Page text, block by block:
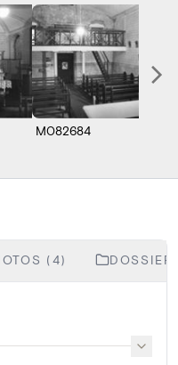
M082684
(4)